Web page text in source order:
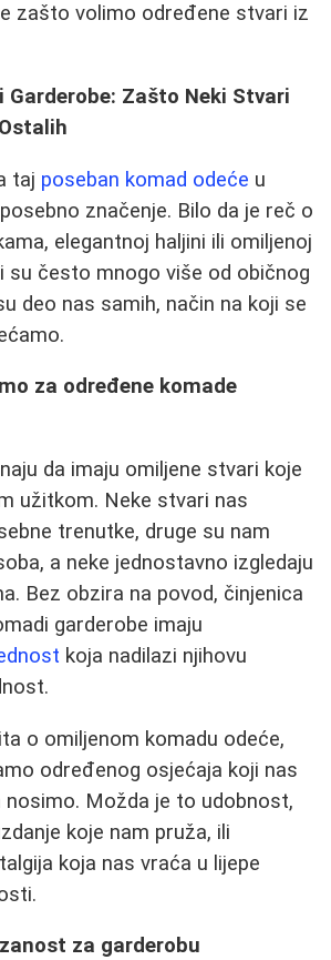
zašto volimo određene stvari iz
Garderobe: Zašto Neki Stvari
taj poseban komad odeće u
značenje. Bilo da je reč o
elegantnoj haljini ili omiljenoj
su često mnogo više od običnog
deo nas samih, način na koji se
za određene komade
da imaju omiljene stvari koje
užitkom. Neke stvari nas
trenutke, druge su nam
a neke jednostavno izgledaju
Bez obzira na povod, činjenica
garderobe imaju
koja nadilazi njihovu
o omiljenom komadu odeće,
određenog osjećaja koji nas
nosimo. Možda je to udobnost,
koje nam pruža, ili
koja nas vraća u lijepe
za garderobu